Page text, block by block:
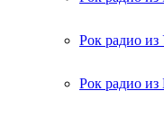
Рок радио
Рок радио из